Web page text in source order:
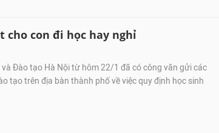
cho con đi học hay nghỉ
và Đào tạo Hà Nội từ hôm 22/1 đã có công văn gửi các
tạo trên địa bàn thành phố về việc quy định học sinh